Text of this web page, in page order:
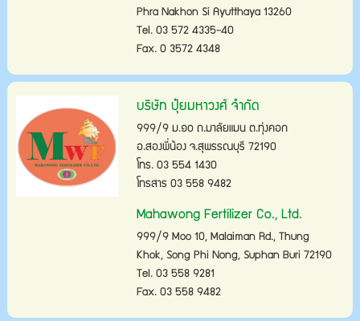
Phra Nakhon Si Ayutthaya 13260
Tel. 03 572 4335-40
Fax. 0 3572 4348
บริษัท ปุ๋ยมหาวงศ์ จำกัด
999/9 ม.๑๐ ถ.มาลัยแมน ต.ทุ่งคอก
อ.สองพี่น้อง จ.สุพรรณบุรี 72190
โทร. 03 554 1430
โทรสาร 03 558 9482
Mahawong Fertilizer Co., Ltd.
999/9 Moo 10, Malaiman Rd., Thung
Khok, Song Phi Nong, Suphan Buri 72190
Tel. 03 558 9281
Fax. 03 558 9482